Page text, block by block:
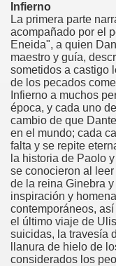
Infierno
La primera parte
acompañado por el
Eneida", a quien
maestro y guía,
sometidos a castigo
de los pecados
Infierno a muchos
época, y cada uno
cambio de que
en el mundo; cada
falta y se repite
la historia de Paolo
se conocieron al
de la reina Ginebra
inspiración y
contemporáneos,
el último viaje de
suicidas, la travesía
llanura de hielo de
considerados los